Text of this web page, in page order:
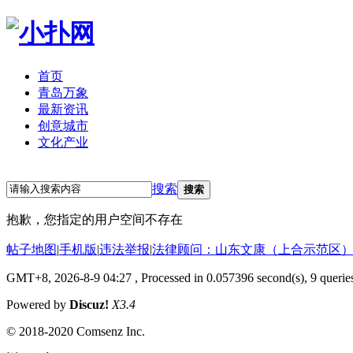
首页
青岛万象
最新资讯
创意城市
文化产业
搜索 搜索
抱歉，您指定的用户空间不存在
帖子地图|手机版|违法举报|法律顾问：山东文康（上合示范区
GMT+8, 2026-8-9 04:27 , Processed in 0.057396 second(s), 9
Powered by Discuz! X3.4
© 2018-2020 Comsenz Inc.